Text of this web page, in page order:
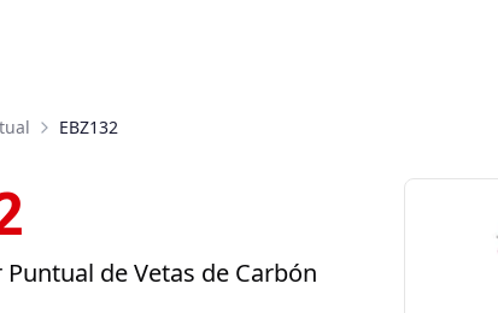
EBZ132
Puntual de Vetas de Carbón